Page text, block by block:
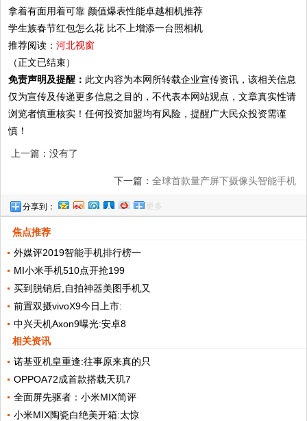
拿着有面用着可靠 颜值爆表性能卓越相机推荐
学生族春节红包怎么花 比不上增添一台照相机
推荐阅读：河北视窗
（正文已结束）
免责声明及提醒： 此文内容为本网所转载企业宣传资讯，该相关信息
仅为宣传及传递更多信息之目的，不代表本网站观点，文章真实性请
浏览者慎重核实！任何投资加盟均有风险，提醒广大民众投资需谨
慎！
上一篇：没有了
下一篇： 全球首款量产屏下摄像头智能手机
分享到： 更多
焦点推荐
外媒评2019智能手机排行榜一
MI小米手机510点开抢199
买到脱销后,自拍神器美图手机又
前置双摄vivoX9今日上市:
中兴天机Axon9曝光:安卓8
相关资讯
诺基亚机皇重逢:往事原来真的只
OPPOA72成首款搭载天玑7
全面屏先驱者：小米MIX简评
小米MIX陶瓷白绝美开箱:太惊